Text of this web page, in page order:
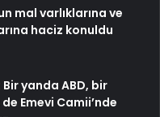
mal varlıklarına ve
haciz konuldu
yanda ABD, bir
Emevi Camii’nde